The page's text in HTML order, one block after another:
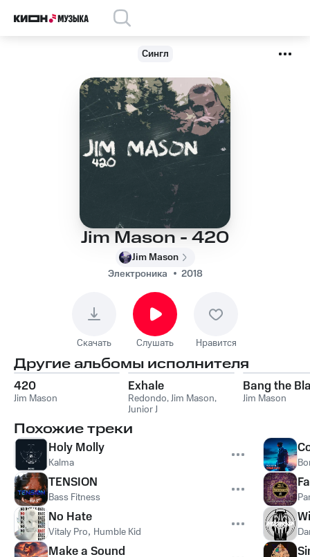
Сингл
Jim Mason - 420
Jim Mason
Электроника
2018
Скачать Слушать Нравится
Другие альбомы исполнителя
420
Jim Mason
Exhale
Redondo,Jim Mason,
Junior J
Bang the
Jim Mason
Похожие треки
Holy Molly
Kalma
TENSION
Bass Fitness
No Hate
Vitaly Pro, Humble Kid
Make a Sound